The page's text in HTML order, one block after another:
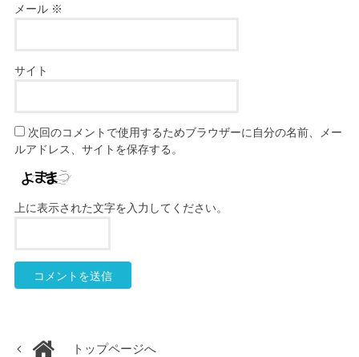
メール ※
サイト
次回のコメントで使用するためブラウザーに自分の名前、メー
ルアドレス、サイトを保存する。
上に表示された文字を入力してください。
トップページへ